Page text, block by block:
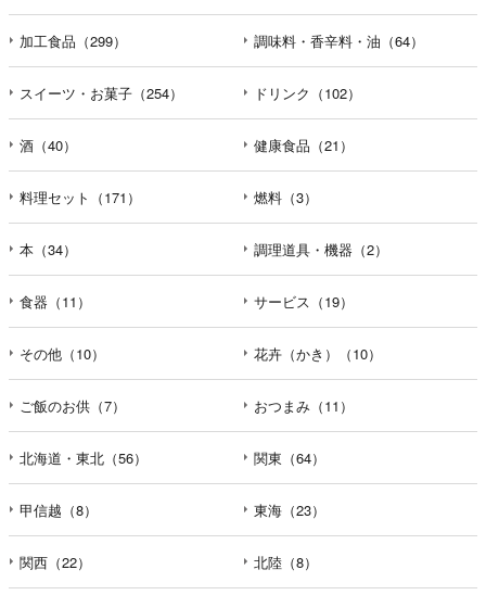
加工食品（299） 調味料・香辛料・油（64）
スイーツ・お菓子（254） ドリンク（102）
酒（40） 健康食品（21）
料理セット（171） 燃料（3）
本（34） 調理道具・機器（2）
食器（11） サービス（19）
その他（10） 花卉（かき）（10）
ご飯のお供（7） おつまみ（11）
北海道・東北（56） 関東（64）
甲信越（8） 東海（23）
関西（22） 北陸（8）